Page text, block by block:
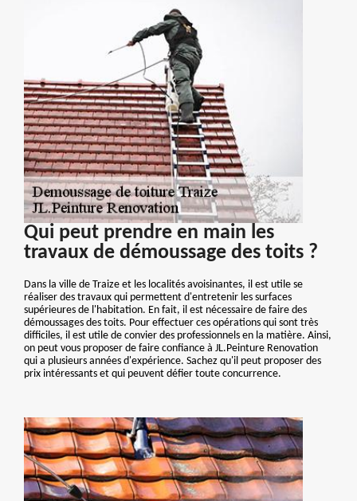
Qui peut prendre en main les
travaux de démoussage des toits ?
Dans la ville de Traize et les localités avoisinantes, il est utile se
réaliser des travaux qui permettent d'entretenir les surfaces
supérieures de l'habitation. En fait, il est nécessaire de faire des
démoussages des toits. Pour effectuer ces opérations qui sont très
difficiles, il est utile de convier des professionnels en la matière. Ainsi,
on peut vous proposer de faire confiance à JL.Peinture Renovation
qui a plusieurs années d'expérience. Sachez qu'il peut proposer des
prix intéressants et qui peuvent défier toute concurrence.